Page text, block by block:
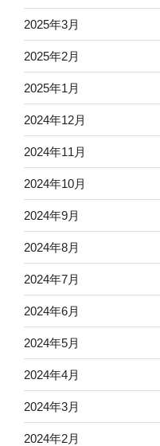
2025年3月
2025年2月
2025年1月
2024年12月
2024年11月
2024年10月
2024年9月
2024年8月
2024年7月
2024年6月
2024年5月
2024年4月
2024年3月
2024年2月